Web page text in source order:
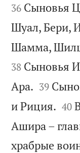
36 Сыновья
Шуал, Бери,
Шамма,
38 Сыновья
Ара. 

39
и Риция. 

40
Ашира –
храбрые